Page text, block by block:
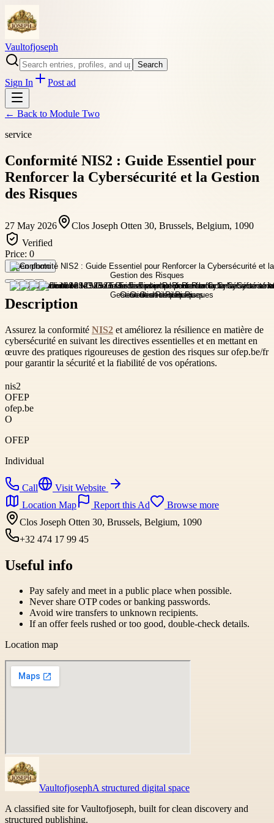
Vaultofjoseph
Search
Sign In Post ad
← Back to Module Two
service
Conformité NIS2 : Guide Essentiel pour
Renforcer la Cybersécurité et la Gestion
des Risques
27 May 2026
Clos Joseph Otten 30, Brussels, Belgium, 1090
Verified
Price: 0
Open photo
Description
Assurez la conformité NIS2 et améliorez la résilience en matière de
cybersécurité en suivant les directives essentielles et en mettant en
œuvre des pratiques rigoureuses de gestion des risques sur ofep.be/fr
pour garantir la sécurité et la fiabilité de vos opérations.
nis2
OFEP
ofep.be
O
OFEP
Individual
Call
Visit Website
Location Map
Report this Ad
Browse more
Clos Joseph Otten 30, Brussels, Belgium, 1090
+32 474 17 99 45
Useful info
Pay safely and meet in a public place when possible.
Never share OTP codes or banking passwords.
Avoid wire transfers to unknown recipients.
If an offer feels rushed or too good, double-check details.
Location map
VaultofjosephA structured digital space
A classified site for Vaultofjoseph, built for clean discovery and
structured publishing.